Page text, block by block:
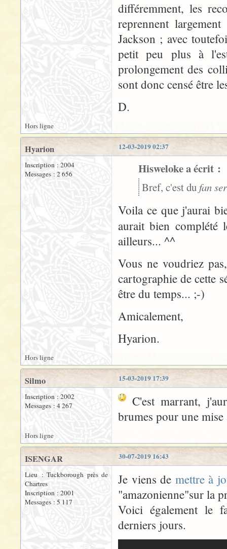
différemment, les
reprennent
Jackson ; avec
petit peu plus à
prolongement des
sont donc censé être
D.
Hors ligne
12-03-2019 02:37
Hyarion
Inscription : 2004
Messages : 2 656
Hisweloke a écrit :
Bref, c'est du fan
Voila ce que j'aurai
aurait bien complété
ailleurs... ^^
Vous ne voudriez
cartographie de cette
être du temps... ;-)
Amicalement,
Hyarion.
Hors ligne
15-03-2019 17:39
Silmo
Inscription : 2002
Messages : 4 267
C'est marrant,
brumes pour une
Hors ligne
30-07-2019 16:43
ISENGAR
Lieu : Tuckborough près de
Chartres
Inscription : 2001
Messages : 5 117
Je viens de mettre à
"amazonienne"sur la
Voici également le
derniers jours.